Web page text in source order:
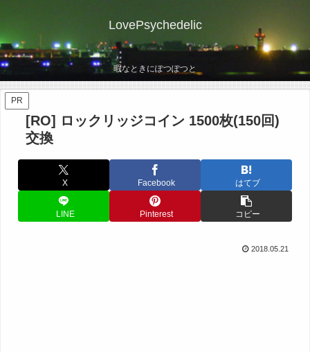
LovePsychedelic
暇なときにぽつぽつと
PR
[RO] ロックリッジコイン 1500枚(150回)
交換
X Facebook はてブ
LINE Pinterest コピー
2018.05.21